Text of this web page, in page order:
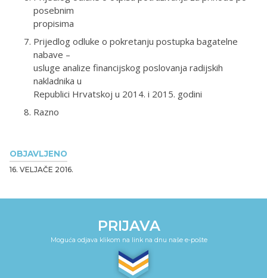
OBJAVLJENO
16. VELJAČE 2016.
posebnim
propisima
Prijedlog odluke o pokretanju postupka bagatelne
nabave –
usluge analize financijskog poslovanja radijskih
nakladnika u
Republici Hrvatskoj u 2014. i 2015. godini
Razno
PRIJAVA
Moguća odjava klikom na link na dnu naše e-pošte